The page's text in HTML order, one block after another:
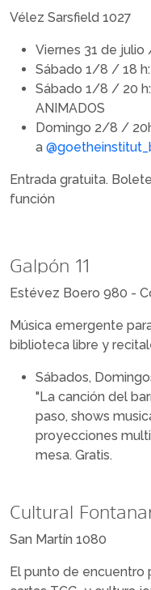
Vélez Sarsfield 1027
Viernes 31 de julio
Sábado 1/8 / 18 h:
Sábado 1/8 / 20 h:
ANIMADOS
Domingo 2/8 /
a
Entrada gratuita.
función
Galpón 11
Estévez Boero 980 -
Música emergente
biblioteca libre y
Sábados,
"La canción del
paso, shows
proyecciones
mesa. Gratis.
Cultural
San Martín 1080
El punto de encuentro